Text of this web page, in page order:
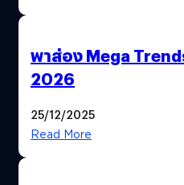
พาส่อง Mega
2026
25/12/2025
Read More